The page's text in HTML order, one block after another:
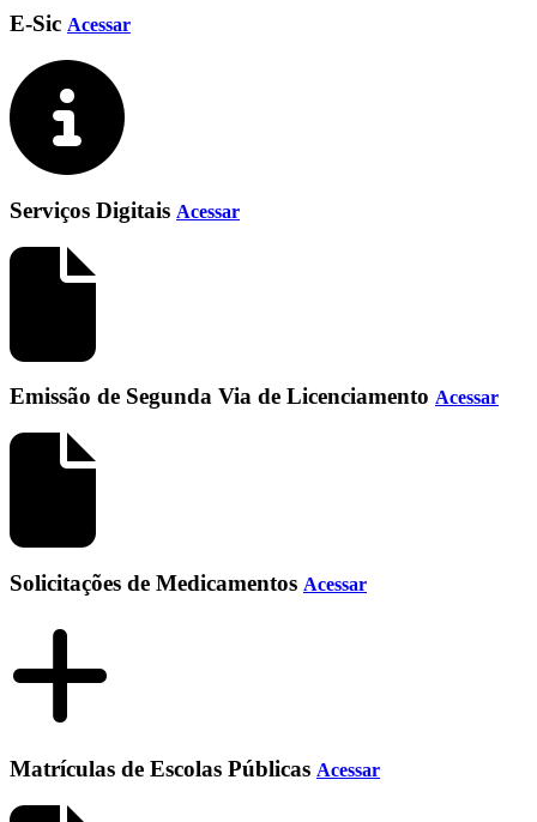
E-Sic Acessar
Serviços Digitais Acessar
Emissão de Segunda Via de Licenciamento Acessar
Solicitações de Medicamentos Acessar
Matrículas de Escolas Públicas Acessar